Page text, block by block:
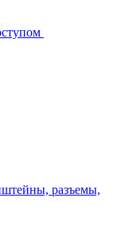
разъемы,